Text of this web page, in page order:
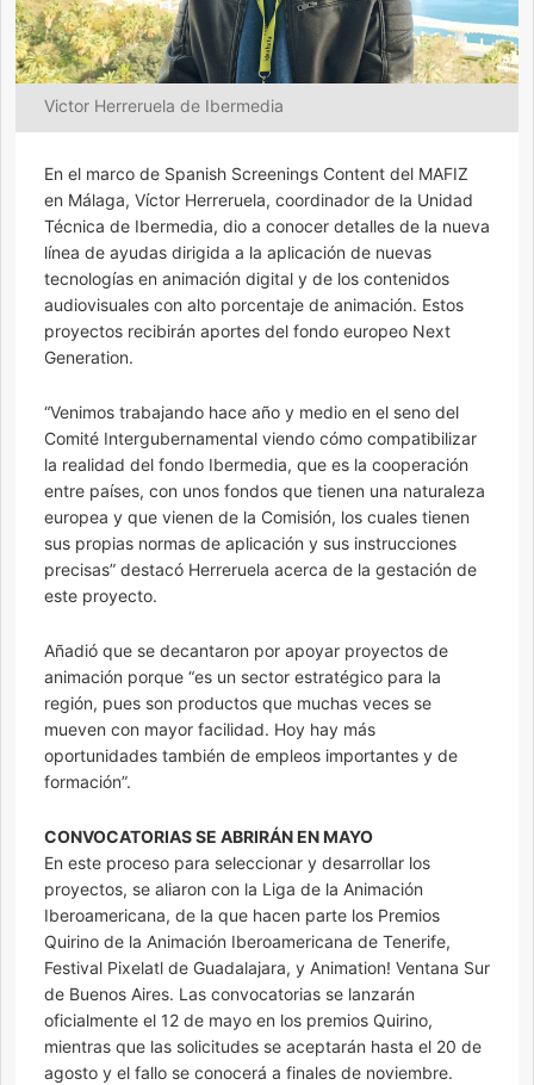
Victor Herreruela de Ibermedia
En el marco de Spanish Screenings Content del MAFIZ
en Málaga, Víctor Herreruela, coordinador de la Unidad
Técnica de Ibermedia, dio a conocer detalles de la nueva
línea de ayudas dirigida a la aplicación de nuevas
tecnologías en animación digital y de los contenidos
audiovisuales con alto porcentaje de animación. Estos
proyectos recibirán aportes del fondo europeo Next
Generation.
“Venimos trabajando hace año y medio en el seno del
Comité Intergubernamental viendo cómo compatibilizar
la realidad del fondo Ibermedia, que es la cooperación
entre países, con unos fondos que tienen una naturaleza
europea y que vienen de la Comisión, los cuales tienen
sus propias normas de aplicación y sus instrucciones
precisas” destacó Herreruela acerca de la gestación de
este proyecto.
Añadió que se decantaron por apoyar proyectos de
animación porque “es un sector estratégico para la
región, pues son productos que muchas veces se
mueven con mayor facilidad. Hoy hay más
oportunidades también de empleos importantes y de
formación”.
CONVOCATORIAS SE ABRIRÁN EN MAYO
En este proceso para seleccionar y desarrollar los
proyectos, se aliaron con la Liga de la Animación
Iberoamericana, de la que hacen parte los Premios
Quirino de la Animación Iberoamericana de Tenerife,
Festival Pixelatl de Guadalajara, y Animation! Ventana Sur
de Buenos Aires. Las convocatorias se lanzarán
oficialmente el 12 de mayo en los premios Quirino,
mientras que las solicitudes se aceptarán hasta el 20 de
agosto y el fallo se conocerá a finales de noviembre.